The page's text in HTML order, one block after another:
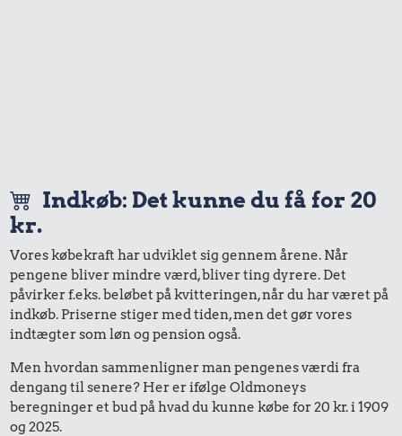
Indkøb: Det kunne du få for 20
kr.
Vores købekraft har udviklet sig gennem årene. Når
pengene bliver mindre værd, bliver ting dyrere. Det
påvirker f.eks. beløbet på kvitteringen, når du har været på
indkøb. Priserne stiger med tiden, men det gør vores
indtægter som løn og pension også.
Men hvordan sammenligner man pengenes værdi fra
dengang til senere? Her er ifølge Oldmoneys
beregninger et bud på hvad du kunne købe for 20 kr. i 1909
og 2025.